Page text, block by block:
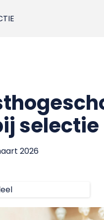
selectie
2026